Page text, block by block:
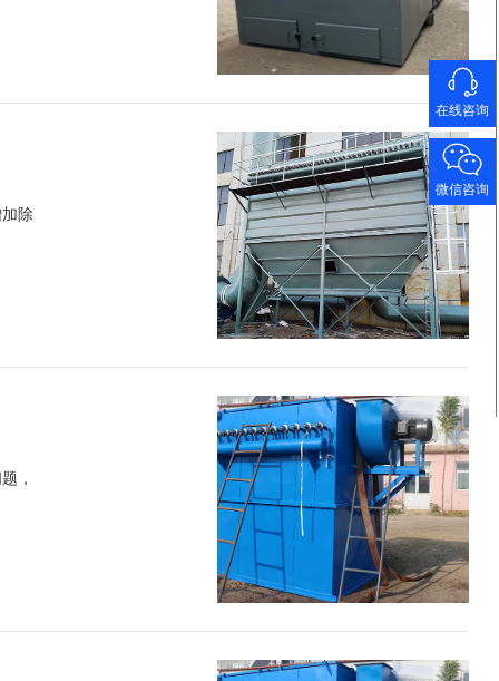
除
，
在线咨询
微信咨询